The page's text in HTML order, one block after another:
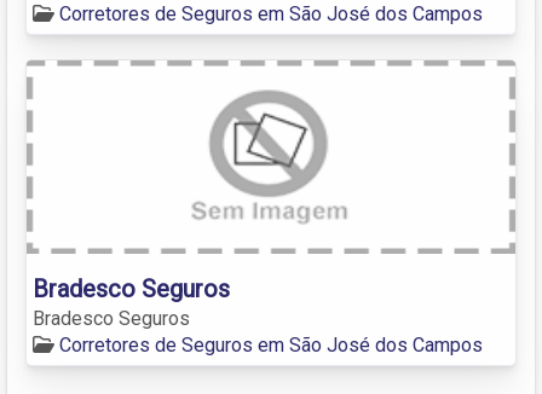
Corretores de Seguros em São José dos Campos
Bradesco Seguros
Bradesco Seguros
Corretores de Seguros em São José dos Campos